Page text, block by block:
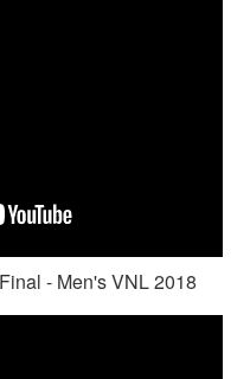
- Men's VNL 2018